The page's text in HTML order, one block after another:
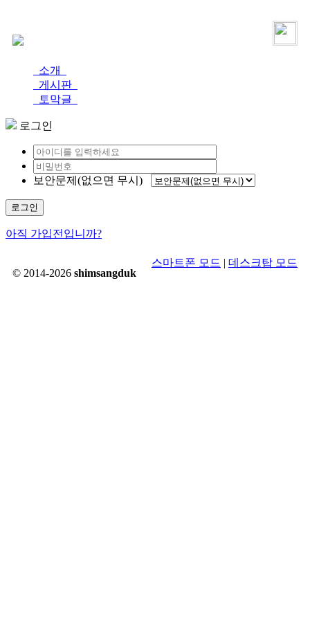
소개
게시판
토막글
로그인
보안문제(없으면 무시)
로그인
아직 가입전입니까?
© 2014-2026 shimsangduk
스마트폰 모드 | 데스크탑 모드